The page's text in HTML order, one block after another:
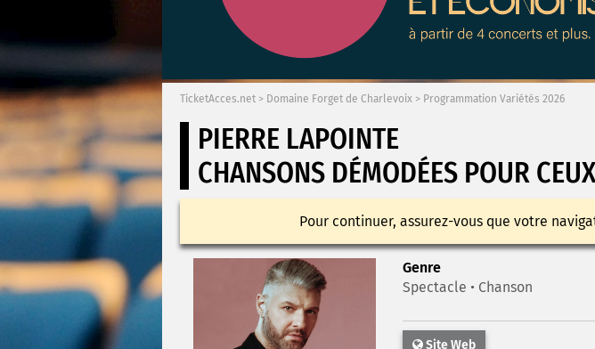
TicketAcces.net > Domaine Forget de Charlevoix > Programmation Variétés 2026
PIERRE LAPOINTE
CHANSONS DÉMODÉES POUR
Pour continuer, assurez-vous que votre
Genre
Spectacle • Chanson
Site Web